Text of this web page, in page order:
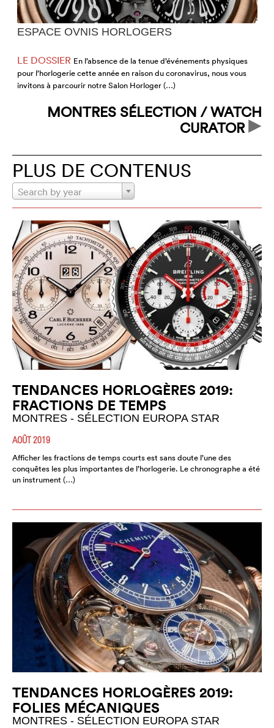
ESPACE OVNIS HORLOGERS
LE DOSSIER En l’absence de la tenue d’événements physiques
pour l’horlogerie cette année en raison du coronavirus, nous vous
invitons à parcourir notre Salon Horloger (…)
MONTRES SÉLECTION / WATCH
CURATOR
PLUS DE CONTENUS
Search by year
TENDANCES HORLOGÈRES 2019:
FRACTIONS DE TEMPS
MONTRES - SÉLECTION EUROPA STAR
AOÛT 2019
Afficher les fractions de temps courts est sans doute l’une des
conquêtes les plus importantes de l’horlogerie. Le chronographe a été
un instrument (…)
TENDANCES HORLOGÈRES 2019:
FOLIES MÉCANIQUES
MONTRES - SÉLECTION EUROPA STAR